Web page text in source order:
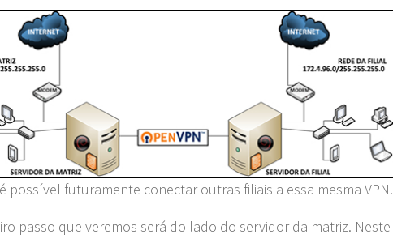
possível futuramente conectar outras filiais a essa mesma VPN.
passo que veremos será do lado do servidor da matriz. Neste